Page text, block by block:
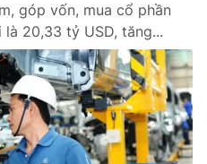
góp vốn, mua cổ phần
20,33 tỷ USD, tăng...